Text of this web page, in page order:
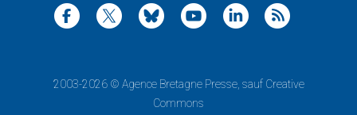
2003-2026 © Agence Bretagne Presse, sauf Creative
Commons